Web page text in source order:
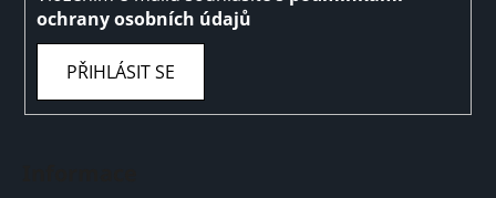
ochrany osobních údajů
PŘIHLÁSIT SE